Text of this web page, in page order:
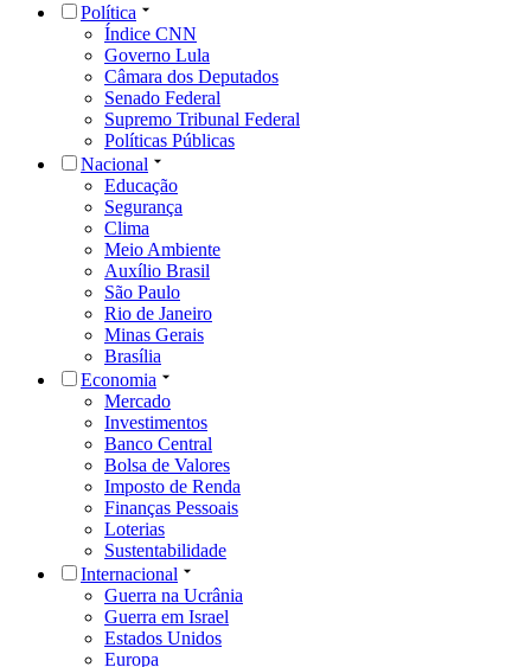
Política
Índice CNN
Governo Lula
Câmara dos Deputados
Senado Federal
Supremo Tribunal Federal
Políticas Públicas
Nacional
Educação
Segurança
Clima
Meio Ambiente
Auxílio Brasil
São Paulo
Rio de Janeiro
Minas Gerais
Brasília
Economia
Mercado
Investimentos
Banco Central
Bolsa de Valores
Imposto de Renda
Finanças Pessoais
Loterias
Sustentabilidade
Internacional
Guerra na Ucrânia
Guerra em Israel
Estados Unidos
Europa